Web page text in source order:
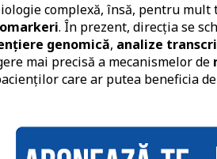
complexă, însă, pentru
. În prezent, direcția se
genomică, analize
mai precisă a mecanismelor de
care ar putea beneficia